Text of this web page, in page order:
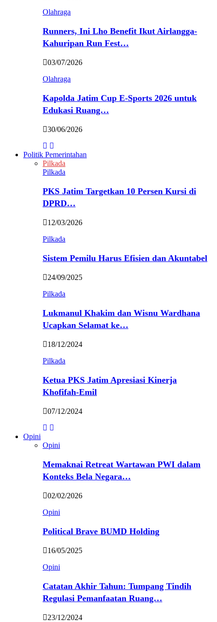
Olahraga
Runners, Ini Lho Benefit Ikut Airlangga-
Kahuripan Run Fest…
03/07/2026
Olahraga
Kapolda Jatim Cup E-Sports 2026 untuk
Edukasi Ruang…
30/06/2026
Politik Pemerintahan
Pilkada
Pilkada
PKS Jatim Targetkan 10 Persen Kursi di
DPRD…
12/03/2026
Pilkada
Sistem Pemilu Harus Efisien dan Akuntabel
24/09/2025
Pilkada
Lukmanul Khakim dan Wisnu Wardhana
Ucapkan Selamat ke…
18/12/2024
Pilkada
Ketua PKS Jatim Apresiasi Kinerja
Khofifah-Emil
07/12/2024
Opini
Opini
Memaknai Retreat Wartawan PWI dalam
Konteks Bela Negara…
02/02/2026
Opini
Political Brave BUMD Holding
16/05/2025
Opini
Catatan Akhir Tahun: Tumpang Tindih
Regulasi Pemanfaatan Ruang…
23/12/2024